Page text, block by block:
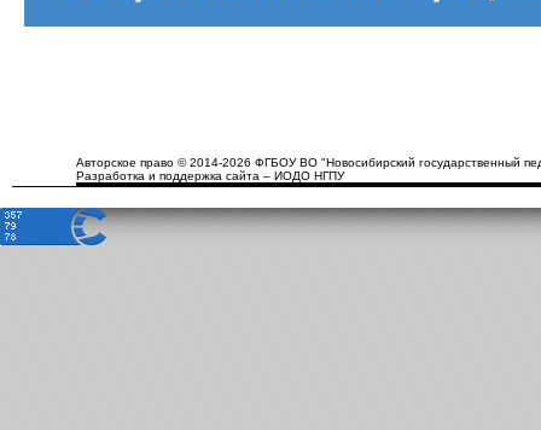
Авторское право © 2014-2026 ФГБОУ ВО "Новосибирский государственный
Разработка и поддержка сайта – ИОДО НГПУ